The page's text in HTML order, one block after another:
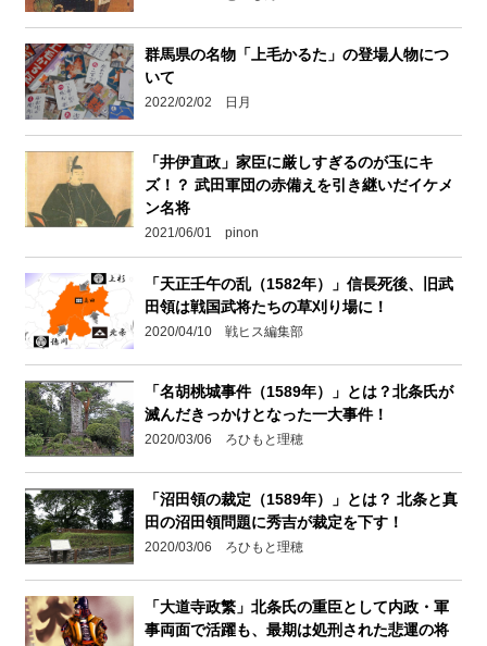
群馬県の名物「上毛かるた」の登場人物につ
いて
2022/02/02 日月
「井伊直政」家臣に厳しすぎるのが玉にキ
ズ！？ 武田軍団の赤備えを引き継いだイケメ
ン名将
2021/06/01 pinon
「天正壬午の乱（1582年）」信長死後、旧武
田領は戦国武将たちの草刈り場に！
2020/04/10 戦ヒス編集部
「名胡桃城事件（1589年）」とは？北条氏が
滅んだきっかけとなった一大事件！
2020/03/06 ろひもと理穂
「沼田領の裁定（1589年）」とは？ 北条と真
田の沼田領問題に秀吉が裁定を下す！
2020/03/06 ろひもと理穂
「大道寺政繁」北条氏の重臣として内政・軍
事両面で活躍も、最期は処刑された悲運の将